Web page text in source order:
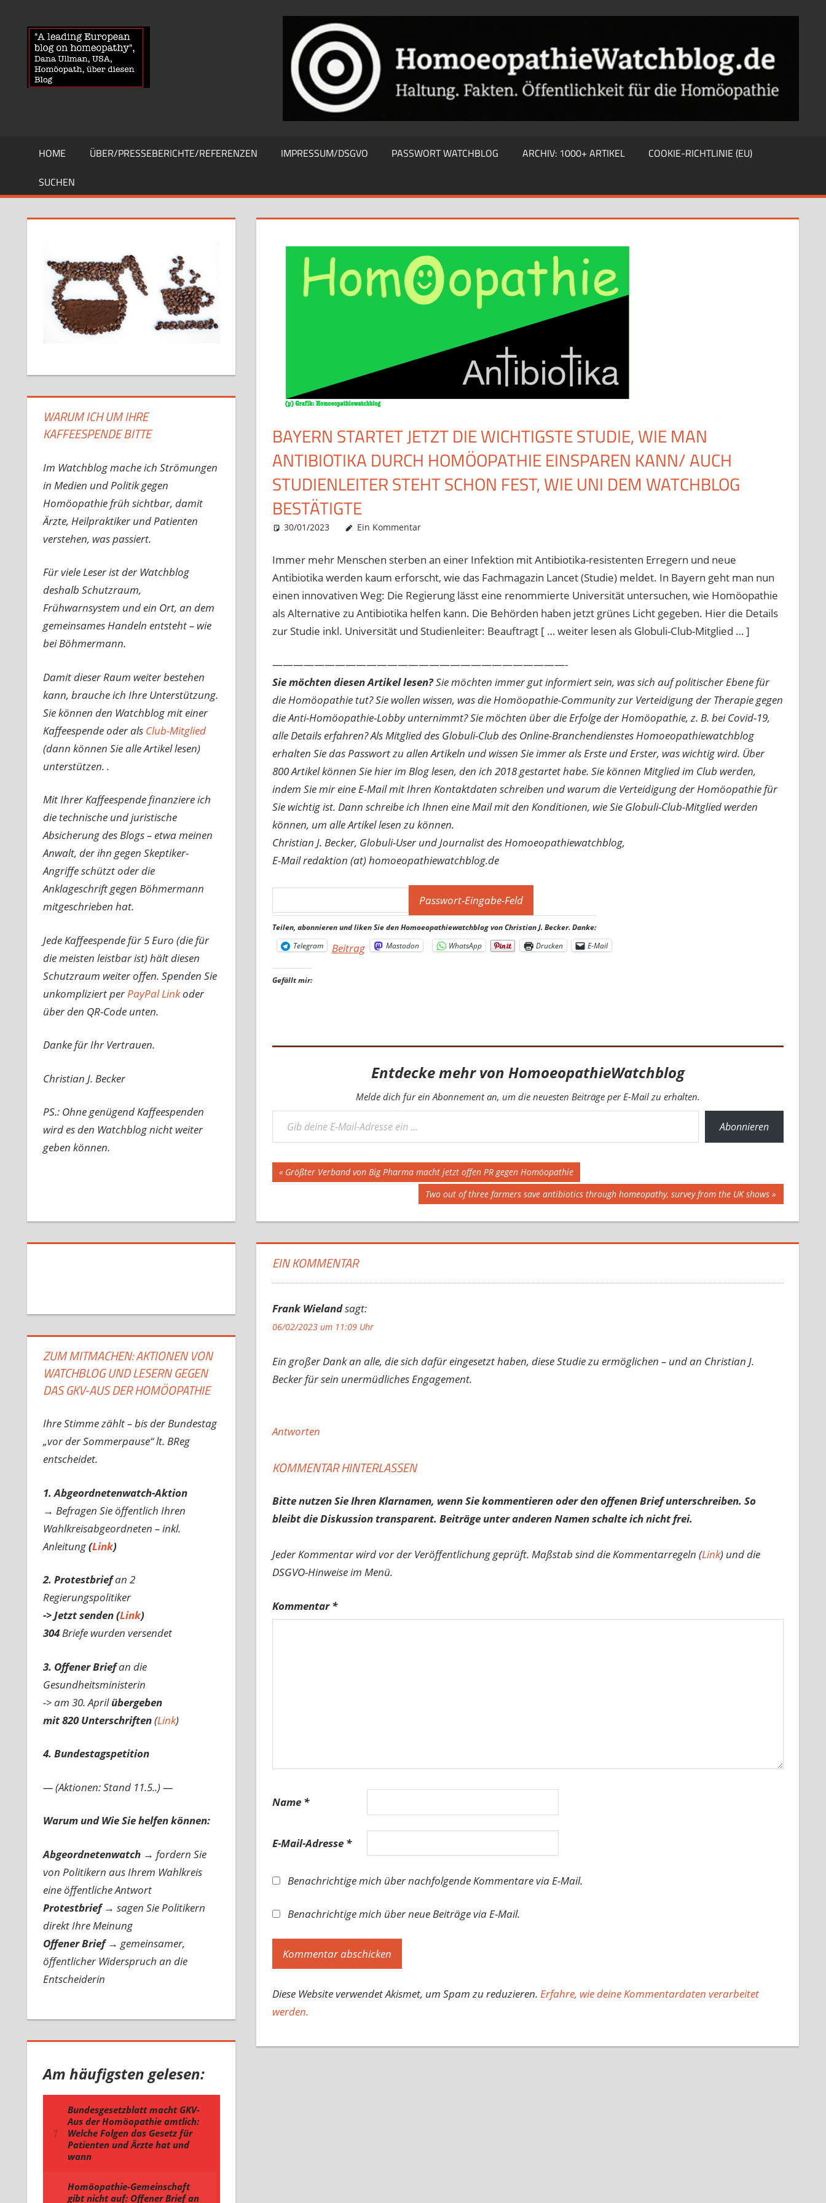
springen
HOMOEOPATHIEWATCHBLOG
News
über
Homöopathie
und
Globuli-
HOME ÜBER/PRESSEBERICHTE/REFERENZEN IMPRESSUM/DSGVO PASSWORT WATCHBLOG ARCHIV: 1000+ ARTIKEL
COOKIE-RICHTLINIE (EU)
SUCHEN
BAYERN STARTET JETZT DIE WICHTIGSTE STUDIE, WIE MAN
ANTIBIOTIKA DURCH HOMÖOPATHIE EINSPAREN KANN/ AUCH
STUDIENLEITER STEHT SCHON FEST, WIE UNI DEM WATCHBLOG
BESTÄTIGTE
30/01/2023 Christian J. Becker
Allgemein
Ein Kommentar
Immer mehr Menschen sterben an einer Infektion mit Antibiotika-resistenten Erregern und neue
Antibiotika werden kaum erforscht, wie das Fachmagazin Lancet (Studie) meldet. In Bayern geht man nun
einen innovativen Weg: Die Regierung lässt eine renommierte Universität untersuchen, wie Homöopathie
als Alternative zu Antibiotika helfen kann. Die Behörden haben jetzt grünes Licht gegeben. Hier die Details
zur Studie inkl. Universität und Studienleiter: Beauftragt [ … weiter lesen als Globuli-Club-Mitglied … ]
————————————————————————————-
Sie möchten diesen Artikel lesen?Sie möchten immer gut informiert sein, was sich auf politischer Ebene für
die Homöopathie tut? Sie wollen wissen, was die Homöopathie-Community zur Verteidigung der Therapie gegen
die Anti-Homöopathie-Lobby unternimmt? Sie möchten über die Erfolge der Homöopathie, z. B. bei Covid-19,
alle Details erfahren? Als Mitglied des Globuli-Club des Online-Branchendienstes Homoeopathiewatchblog
erhalten Sie das Passwort zu allen Artikeln und wissen Sie immer als Erste und Erster, was wichtig wird. Über
800 Artikel können Sie hier im Blog lesen, den ich 2018 gestartet habe. Sie können Mitglied im Club werden,
indem Sie mir eine E-Mail mit Ihren Kontaktdaten schreiben und warum die Verteidigung der Homöopathie für
Sie wichtig ist. Dann schreibe ich Ihnen eine Mail mit den Konditionen, wie Sie Globuli-Club-Mitglied werden
können, um alle Artikel lesen zu können.
Christian J. Becker, Globuli-User und Journalist des Homoeopathiewatchblog,
E-Mail redaktion (at) homoeopathiewatchblog.de
Teilen, abonnieren und liken Sie den Homoeopathiewatchblog von Christian J. Becker. Danke:
Telegram
Beitrag Mastodon WhatsApp Drucken E-Mail
Gefällt mir:
Entdecke mehr von HomoeopathieWatchblog
Melde dich für ein Abonnement an, um die neuesten Beiträge per E-Mail zu erhalten.
Gib deine E-Mail-Adresse ein ...
Abonnieren
Beitragsnavigation
Vorheriger
Größter Verband von Big Pharma macht jetzt offen PR gegen Homöopathie
Nächster
Beitrag:
Two out of three farmers save antibiotics through homeopathy, survey from the UK shows
EIN KOMMENTAR
Frank Wielandsagt:
06/02/2023 um 11:09 Uhr
Ein großer Dank an alle, die sich dafür eingesetzt haben, diese Studie zu ermöglichen – und an Christian J.
Becker für sein unermüdliches Engagement.
Antworten
KOMMENTAR HINTERLASSEN
Bitte nutzen Sie Ihren Klarnamen, wenn Sie kommentieren oder den offenen Brief unterschreiben. So
bleibt die Diskussion transparent. Beiträge unter anderen Namen schalte ich nicht frei.
Jeder Kommentar wird vor der Veröffentlichung geprüft. Maßstab sind die Kommentarregeln (Link) und die
DSGVO-Hinweise im Menü.
Kommentar*
Name *
E-Mail-Adresse *
Benachrichtige mich über nachfolgende Kommentare via E-Mail.
Benachrichtige mich über neue Beiträge via E-Mail.
Diese Website verwendet Akismet, um Spam zu reduzieren. Erfahre, wie deine Kommentardaten verarbeitet
werden.
WARUM ICH UM IHRE
KAFFEESPENDE BITTE
Im Watchblog mache ich Strömungen
in Medien und Politik gegen
Homöopathie früh sichtbar, damit
Ärzte, Heilpraktiker und Patienten
verstehen, was passiert.
Für viele Leser ist der Watchblog
deshalb Schutzraum,
Frühwarnsystem und ein Ort, an dem
gemeinsames Handeln entsteht – wie
bei Böhmermann.
Damit dieser Raum weiter bestehen
kann, brauche ich Ihre Unterstützung.
Sie können den Watchblog mit einer
Kaffeespende oder als Club-Mitglied
(dann können Sie alle Artikel lesen)
unterstützen. .
Mit Ihrer Kaffeespende finanziere ich
die technische und juristische
Absicherung des Blogs – etwa meinen
Anwalt, der ihn gegen Skeptiker-
Angriffe schützt oder die
Anklageschrift gegen Böhmermann
mitgeschrieben hat.
Jede Kaffeespende für 5 Euro (die für
die meisten leistbar ist) hält diesen
Schutzraum weiter offen. Spenden Sie
unkompliziert perPayPal Linkoder
über den QR-Code unten.
Danke für Ihr Vertrauen.
Christian J. Becker
PS.: Ohne genügend Kaffeespenden
wird es den Watchblog nicht weiter
geben können.
ZUM MITMACHEN: AKTIONEN VON
WATCHBLOG UND LESERN GEGEN
DAS GKV-AUS DER HOMÖOPATHIE
Ihre Stimme zählt – bis der Bundestag
„vor der Sommerpause“ lt. BReg
entscheidet.
1. Abgeordnetenwatch-Aktion
→ Befragen Sie öffentlich Ihren
Wahlkreisabgeordneten – inkl.
Anleitung(Link)
2. Protestbriefan 2
Regierungspolitiker
-> Jetzt senden (Link)
304Briefe wurden versendet
3. Offener Briefan die
Gesundheitsministerin
-> am 30. Aprilübergeben
mit 820 Unterschriften(Link)
4. Bundestagspetition
— (Aktionen: Stand 11.5..) —
Warum und Wie Sie helfen können:
Abgeordnetenwatch → fordern Sie
von Politikern aus Ihrem Wahlkreis
eine öffentliche Antwort
Protestbrief → sagen Sie Politikern
direkt Ihre Meinung
Offener Brief → gemeinsamer,
öffentlicher Widerspruch an die
Entscheiderin
Am häufigsten gelesen: